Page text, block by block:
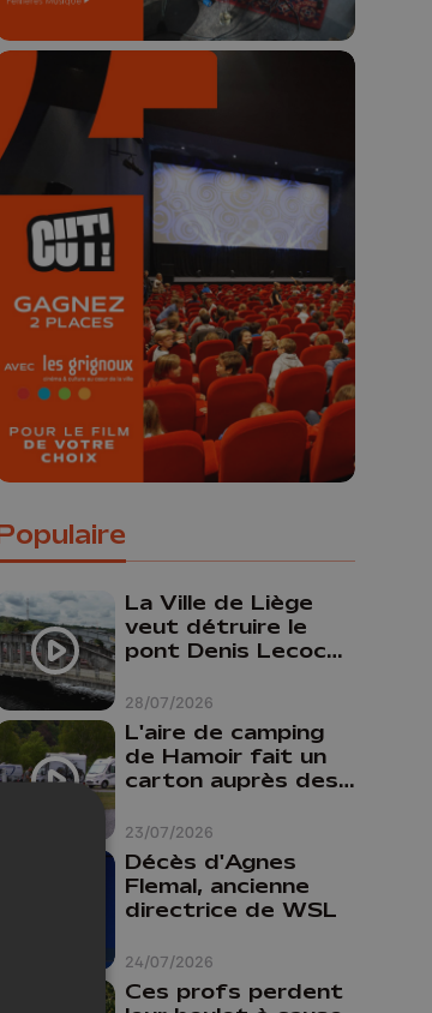
LinkedIn
sur Whatsapp
🎬 Concours CUT x
Les Grignoux ✨
Concours permanent - 2 places à
gagner chaque semaine !
28/07/2026
La Ville de Liège
veut détruire le
pont Denis Lecocq
budget pour le
faire
23/07/2026
L'aire de camping
de Hamoir fait un
carton auprès des
24/07/2026
Décès d'Agnes
Flemal, ancienne
directrice de WSL
Ces profs perdent